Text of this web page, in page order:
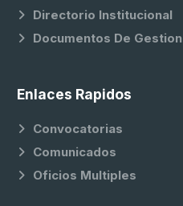
Directorio Institucional
Documentos De Gestion
Enlaces Rapidos
Convocatorias
Comunicados
Oficios Multiples